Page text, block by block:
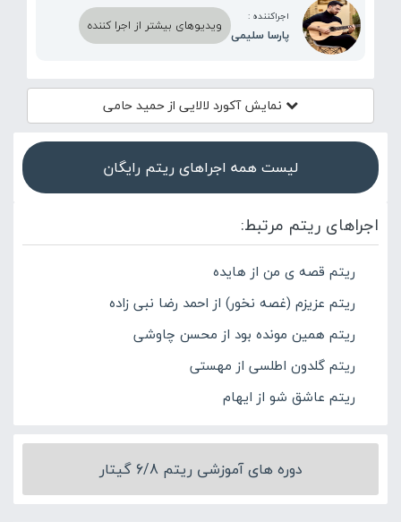
اجراکننده :
پارسا سلیمی
ویدیوهای بیشتر از اجرا کننده
نمایش آکورد لالایی از حمید حامی
لیست همه اجراهای ریتم رایگان
اجراهای ریتم مرتبط:
ریتم قصه ی من از هایده
ریتم عزیزم (غصه نخور) از احمد رضا نبی زاده
ریتم همین مونده بود از محسن چاوشی
ریتم گلدون اطلسی از مهستی
ریتم عاشق شو از ایهام
دوره های آموزشی ریتم 6/8 گیتار